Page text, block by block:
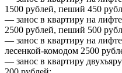
1500 рублей, пеший 450
— занос в квартиру на
2500 рублей, пеший 500
— занос в квартиру на
лесенкой-комодом 2500
— занос в квартиру